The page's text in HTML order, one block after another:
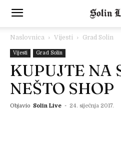
Naslovnica Vijesti Grad Solin
Vijesti Grad Solin
KUPUJTE NA
NEŠTO SHOP
Objavio Solin Live - 24. siječnja 2017.